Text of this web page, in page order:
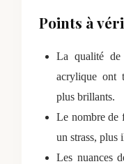
Points à
La qualité
acrylique ont
plus brillants.
Le nombre de
un strass, plus
Les nuances